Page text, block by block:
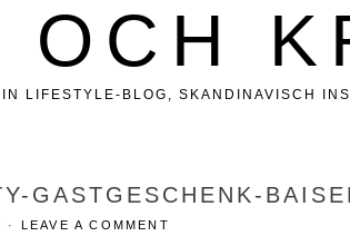
OCH
LIFESTYLE-BLOG, SKANDINAVISCH
GASTGESCHENK-
· LEAVE A COMMENT